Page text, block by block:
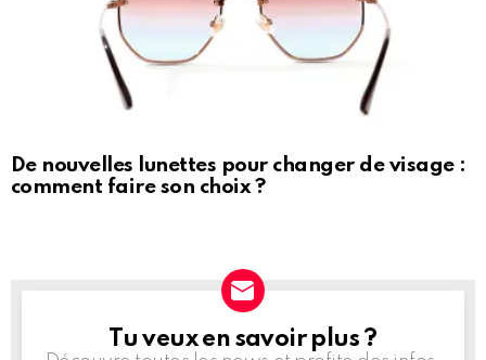
De nouvelles lunettes pour changer de visage :
comment faire son choix ?
NEWSLETTER
Tu veux en savoir plus ?